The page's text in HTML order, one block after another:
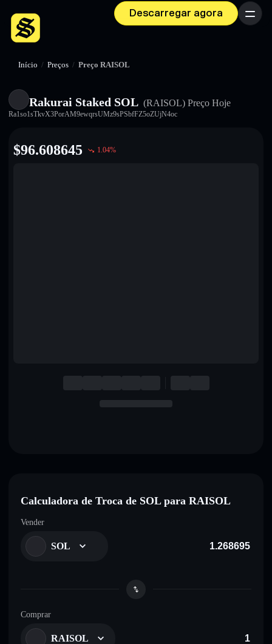
Descarregar agora Menu
Início / Preços / Preço RAISOL
Rakurai Staked SOL (RAISOL) Preço Hoje
Ra1so1sTkvX3PorAM9ewqrsUMz9sPSbfFZ5oZUjN4oc
$96.608645 1.04%
Calculadora de Troca de SOL para RAISOL
Vender
SOL
Comprar
RAISOL